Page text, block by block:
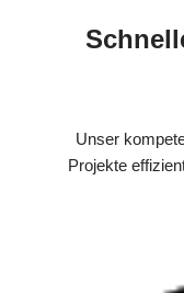
Unser
Projekte